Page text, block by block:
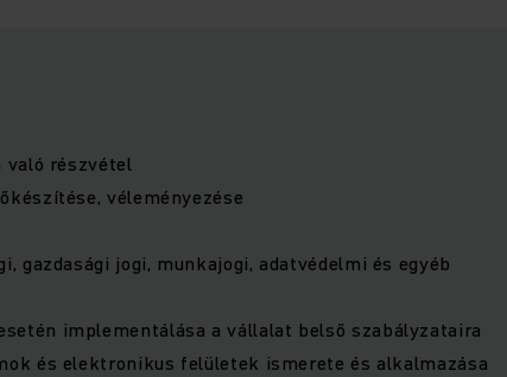
való részvétel
véleményezése
gazdasági jogi, munkajogi, adatvédelmi és egyéb
implementálása a vállalat belső szabályzataira
és elektronikus felületek ismerete és alkalmazása